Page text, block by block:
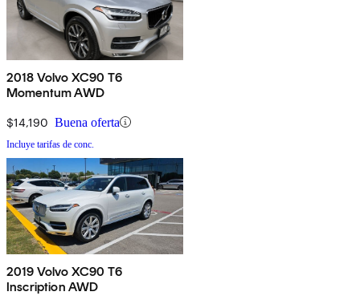
2018 Volvo XC90 T6
Momentum AWD
$14,190 Buena oferta
Incluye tarifas de conc.
2019 Volvo XC90 T6
Inscription AWD